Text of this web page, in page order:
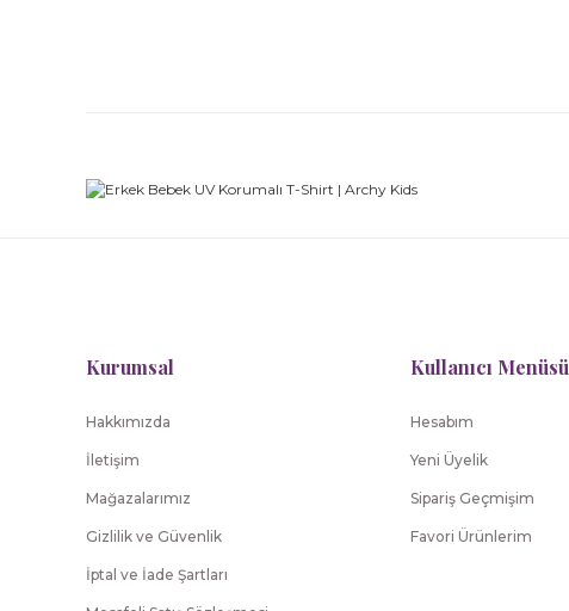
Kurumsal
Hakkımızda
İletişim
Mağazalarımız
Gizlilik ve Güvenlik
İptal ve İade Şartları
Kullanıcı Menüsü
Hesabım
Yeni Üyelik
Sipariş Geçmişim
Favori Ürünlerim